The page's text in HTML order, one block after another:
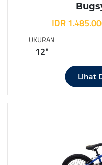
IDR
UKURAN
12"
Lihat